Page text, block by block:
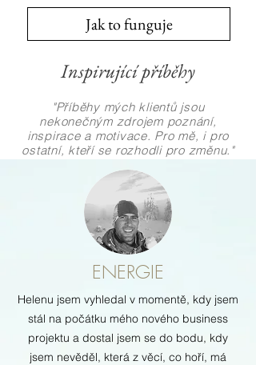
Jak to funguje
Inspirující příběhy
"Příběhy mých klientů jsou
nekonečným zdrojem poznání,
inspirace a motivace. Pro mě, i pro
ostatní, kteří se rozhodli pro změnu."
ENERGIE
Helenu jsem vyhledal v momentě, kdy jsem
stál na počátku mého nového business
projektu a dostal jsem se do bodu, kdy
jsem nevěděl, která z věcí, co hoří, má